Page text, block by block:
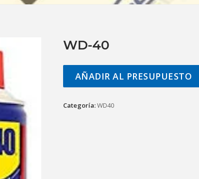
WD-40
AÑADIR AL PRESUPUESTO
Categoría:WD40